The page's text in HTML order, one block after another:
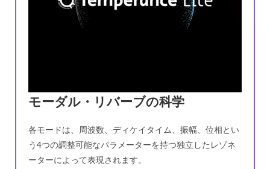
モーダル・リバーブの科学
各モードは、周波数、ディケイタイム、振幅、位相とい
う4つの調整可能なパラメーターを持つ独立したレゾネ
ーターによって表現されます。